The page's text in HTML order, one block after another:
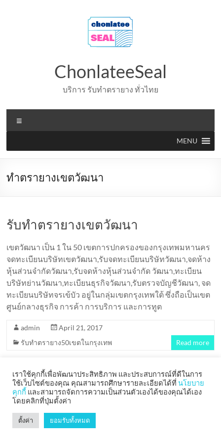
ChonlateeSeal
บริการ รับทำตรายาง ทั่วไทย
MENU
ทำตรายางเขตวัฒนา
รับทำตรายางเขตวัฒนา
เขตวัฒนา เป็น 1 ใน 50 เขตการปกครองของกรุงเทพมหานคร
จดทะเบียนบริษัทเขตวัฒนา,รับจดทะเบียนบริษัทวัฒนา,จดห้าง
หุ้นส่วนจำกัดวัฒนา,รับจดห้างหุ้นส่วนจำกัด วัฒนา,ทะเบียน
บริษัทย่านวัฒนา,ทะเบียนธุรกิจวัฒนา,รับตรวจบัญชีวัฒนา, จด
ทะเบียนบริษัทจรเข้บัว อยู่ในกลุ่มเขตกรุงเทพใต้ ซึ่งถือเป็นเขต
ศูนย์กลางธุรกิจ การค้า การบริการ และการทูต
admin
April 21, 2017
รับทำตรายาง50เขตในกรุงเทพ
Read more
Copyright © 2026ChonlateeSeal Spacious
เราใช้คุกกี้เพื่อพัฒนาประสิทธิภาพ และประสบการณ์ที่ดีในการ
ใช้เว็บไซต์ของคุณ คุณสามารถศึกษารายละเอียดได้ที่ นโยบาย
คุกกี้ และสามารถจัดการความเป็นส่วนตัวเองได้ของคุณได้เอง
โดยคลิกที่ปุ่มตั้งค่า
ตั้งค่า ยอมรับทั้งหมด